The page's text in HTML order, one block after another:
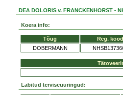
DEA DOLORIS v. FRANCKENHORST -
Koera info:
Tõug Reg. kood
DOBERMANN
Läbitud terviseuuringud: